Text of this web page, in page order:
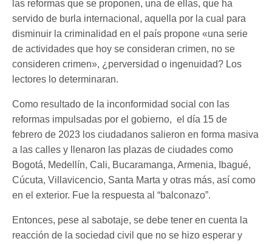
las reformas que se proponen, una de ellas, que ha
servido de burla internacional, aquella por la cual para
disminuir la criminalidad en el país propone «una serie
de actividades que hoy se consideran crimen, no se
consideren crimen», ¿perversidad o ingenuidad? Los
lectores lo determinaran.
Como resultado de la inconformidad social con las
reformas impulsadas por el gobierno, el día 15 de
febrero de 2023 los ciudadanos salieron en forma masiva
a las calles y llenaron las plazas de ciudades como
Bogotá, Medellín, Cali, Bucaramanga, Armenia, Ibagué,
Cúcuta, Villavicencio, Santa Marta y otras más, así como
en el exterior. Fue la respuesta al “balconazo”.
Entonces, pese al sabotaje, se debe tener en cuenta la
reacción de la sociedad civil que no se hizo esperar y